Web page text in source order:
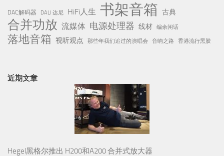
DAC解码器 DALI 达尼 HiFi人生 书架音箱 古典
合并功放 流媒体 电源处理器 线材 编余闲话
落地音箱 视听观点 那些年我们追过的演唱会 音响之路 香港流行黑胶
近期文章
Hegel黑格尔推出 H200和A200 合并式放大器